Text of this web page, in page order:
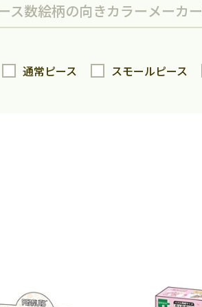
ス数絵柄の向きカラーメーカー
通常ピース スモールピース